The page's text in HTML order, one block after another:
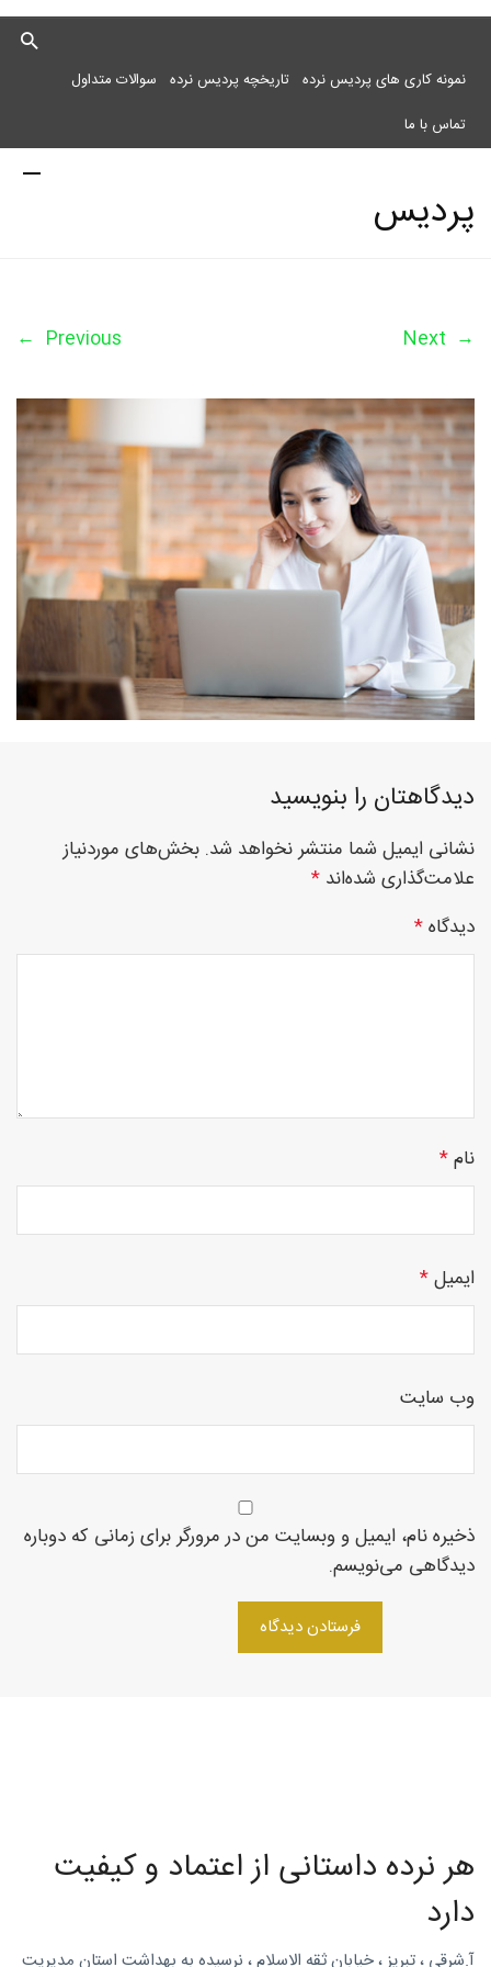
نمونه کاری های پردیس نرده تاریخچه پردیس نرده سوالات متداول
تماس با ما
پردیس
نرده
مرکز
فوق
تخصصی
نرده
منبت
سی ان
سی
روتاری
غرب
← Previous Next →
دیدگاهتان را بنویسید
نشانی ایمیل شما منتشر نخواهد شد. بخش‌های موردنیاز
علامت‌گذاری شده‌اند *
دیدگاه*
نام*
ایمیل*
وب‌ سایت
ذخیره نام، ایمیل و وبسایت من در مرورگر برای زمانی که دوباره
دیدگاهی می‌نویسم.
هر نرده داستانی از اعتماد و کیفیت
دارد
آ.شرقی ، تبریز ، خیابان ثقه الاسلام ، نرسیده به بهداشت استان مدیریت